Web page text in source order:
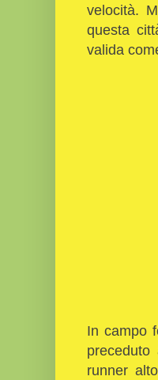
velocità.
questa
valida
In campo
preceduto
runner